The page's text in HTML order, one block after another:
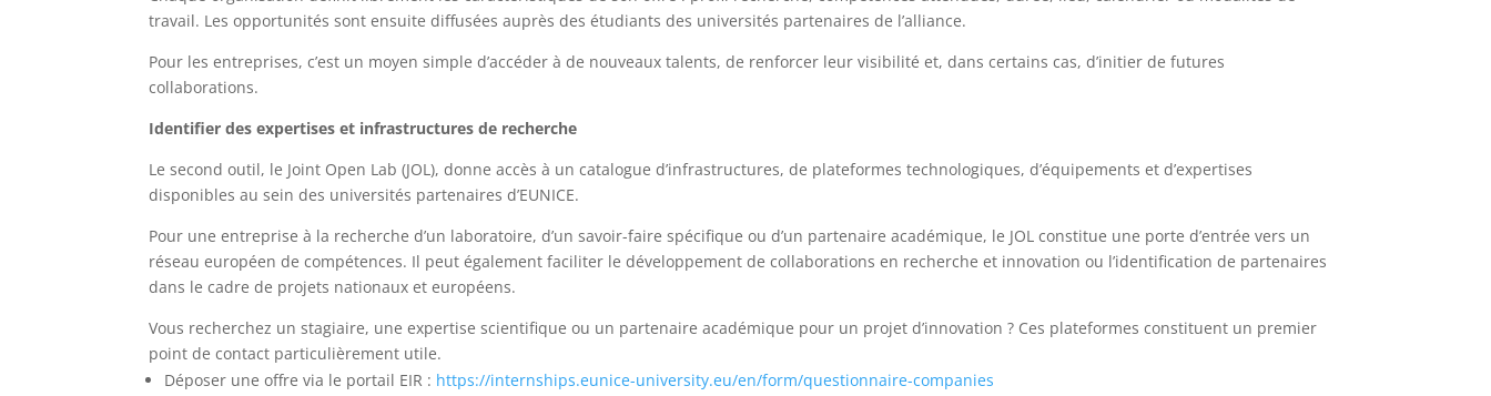
travail. Les opportunités sont ensuite diffusées auprès des étudiants des universités partenaires de l’alliance.
Pour les entreprises, c’est un moyen simple d’accéder à de nouveaux talents, de renforcer leur visibilité et, dans certains cas, d’initier de futures
collaborations.
Identifier des expertises et infrastructures de recherche
Le second outil, le Joint Open Lab (JOL), donne accès à un catalogue d’infrastructures, de plateformes technologiques, d’équipements et d’expertises
disponibles au sein des universités partenaires d’EUNICE.
Pour une entreprise à la recherche d’un laboratoire, d’un savoir-faire spécifique ou d’un partenaire académique, le JOL constitue une porte d’entrée vers un
réseau européen de compétences. Il peut également faciliter le développement de collaborations en recherche et innovation ou l’identification de partenaires
dans le cadre de projets nationaux et européens.
Vous recherchez un stagiaire, une expertise scientifique ou un partenaire académique pour un projet d’innovation ? Ces plateformes constituent un premier
point de contact particulièrement utile.
Déposer une offre via le portail EIR : https://internships.eunice-university.eu/en/form/questionnaire-companies